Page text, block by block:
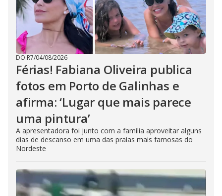
DO R7/04/08/2026
Férias! Fabiana Oliveira publica
fotos em Porto de Galinhas e
afirma: ‘Lugar que mais parece
uma pintura’
A apresentadora foi junto com a família aproveitar alguns
dias de descanso em uma das praias mais famosas do
Nordeste